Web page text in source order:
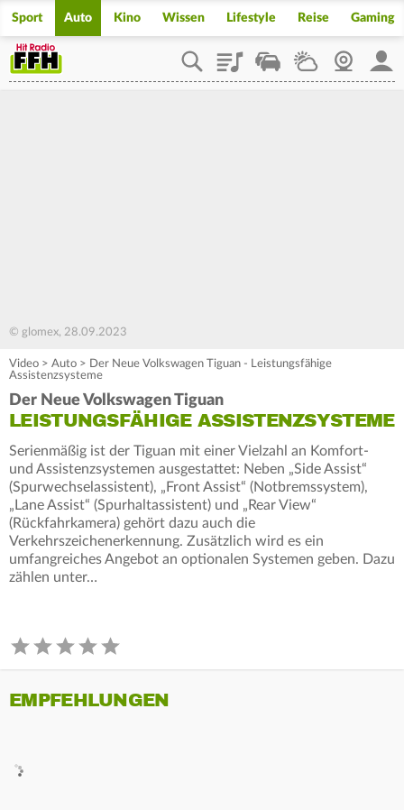
Sport Auto Kino Wissen Lifestyle Reise Gaming
PlaylistStaupilotWetterWebcam
© glomex, 28.09.2023
Video > Auto > Der Neue Volkswagen Tiguan - Leistungsfähige
Assistenzsysteme
Der Neue Volkswagen Tiguan
LEISTUNGSFÄHIGE ASSISTENZSYSTEME
Serienmäßig ist der Tiguan mit einer Vielzahl an Komfort-
und Assistenzsystemen ausgestattet: Neben „Side Assist“
(Spurwechselassistent), „Front Assist“ (Notbremssystem),
„Lane Assist“ (Spurhaltassistent) und „Rear View“
(Rückfahrkamera) gehört dazu auch die
Verkehrszeichenerkennung. Zusätzlich wird es ein
umfangreiches Angebot an optionalen Systemen geben. Dazu
zählen unter…
EMPFEHLUNGEN